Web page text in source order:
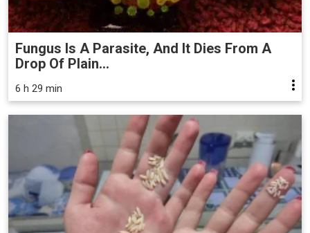
Fungus Is A Parasite, And It Dies From A
Drop Of Plain...
6 h 29 min